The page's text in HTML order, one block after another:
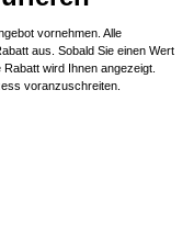
vornehmen. Alle
aus. Sobald Sie einen Wert
wird Ihnen angezeigt.
voranzuschreiten.